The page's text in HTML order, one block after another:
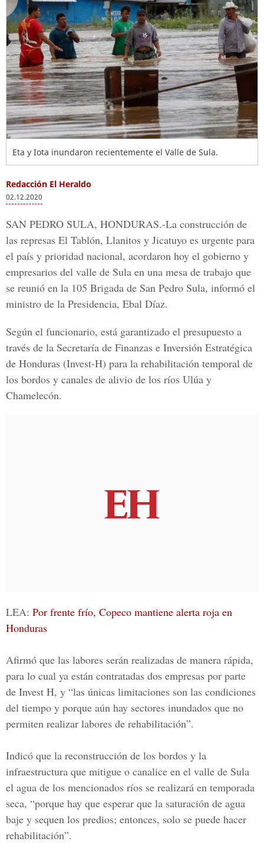
Eta y Iota inundaron recientemente el Valle de Sula.
Redacción El Heraldo
02.12.2020
SAN PEDRO SULA, HONDURAS.-La construcción de
las represas El Tablón, Llanitos y Jicatuyo es urgente para
el país y prioridad nacional, acordaron hoy el gobierno y
empresarios del valle de Sula en una mesa de trabajo que
se reunió en la 105 Brigada de San Pedro Sula, informó el
ministro de la Presidencia, Ebal Díaz.
Según el funcionario, está garantizado el presupuesto a
través de la Secretaría de Finanzas e Inversión Estratégica
de Honduras (Invest-H) para la rehabilitación temporal de
los bordos y canales de alivio de los ríos Ulúa y
Chamelecón.
LEA: Por frente frío, Copeco mantiene alerta roja en
Honduras
Afirmó que las labores serán realizadas de manera rápida,
para lo cual ya están contratadas dos empresas por parte
de Invest H, y “las únicas limitaciones son las condiciones
del tiempo y porque aún hay sectores inundados que no
permiten realizar labores de rehabilitación”.
Indicó que la reconstrucción de los bordos y la
infraestructura que mitigue o canalice en el valle de Sula
el agua de los mencionados ríos se realizará en temporada
seca, “porque hay que esperar que la saturación de agua
baje y sequen los predios; entonces, solo se puede hacer
rehabilitación”.